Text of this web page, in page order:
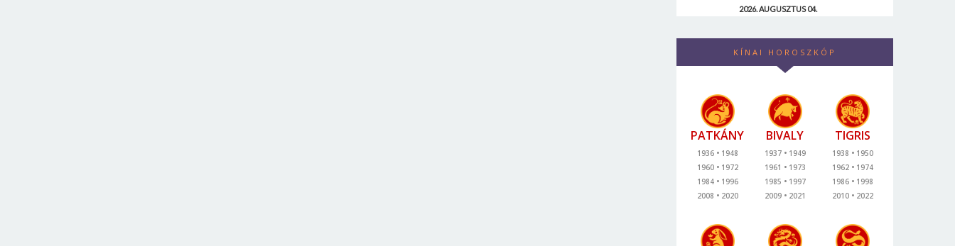
2026. AUGUSZTUS 04.
KÍNAI HOROSZKÓP
PATKÁNY
1936
1948
1960
1972
1984
1996
2008
2020
BIVALY
1937
1949
1961
1973
1985
1997
2009
2021
TIGRIS
1938
1950
1962
1974
1986
1998
2010
2022